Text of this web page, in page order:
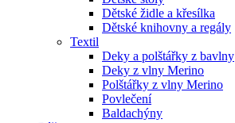
Dětské židle a křesílka
Dětské knihovny a regály
Textil
Deky a polštářky z bavlny
Deky z vlny Merino
Polštářky z vlny Merino
Povlečení
Baldachýny